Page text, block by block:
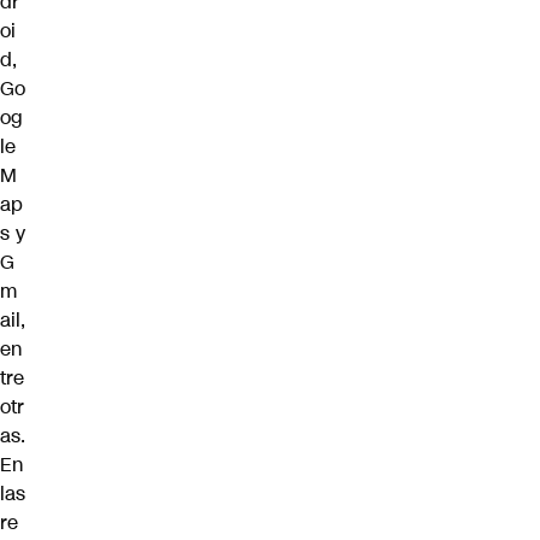
oi
d,
Go
og
le
M
ap
s y
G
m
ail,
en
tre
otr
as.
En
las
re